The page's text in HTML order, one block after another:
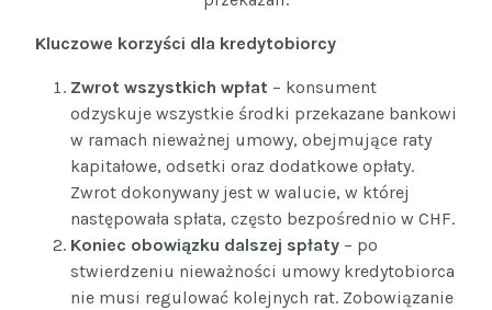
Kluczowe korzyści dla kredytobiorcy
Zwrot wszystkich wpłat – konsument
odzyskuje wszystkie środki przekazane bankowi
w ramach nieważnej umowy, obejmujące raty
kapitałowe, odsetki oraz dodatkowe opłaty.
Zwrot dokonywany jest w walucie, w której
następowała spłata, często bezpośrednio w CHF.
Koniec obowiązku dalszej spłaty – po
stwierdzeniu nieważności umowy kredytobiorca
nie musi regulować kolejnych rat. Zobowiązanie